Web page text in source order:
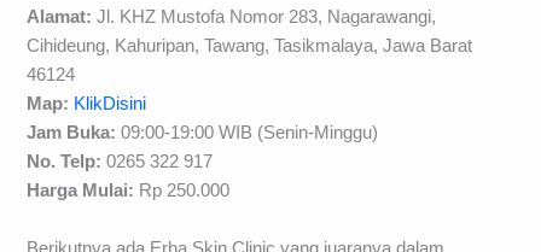
Alamat: Jl. KHZ Mustofa Nomor 283, Nagarawangi,
Cihideung, Kahuripan, Tawang, Tasikmalaya, Jawa Barat
46124
Map: KlikDisini
Jam Buka: 09:00-19:00 WIB (Senin-Minggu)
No. Telp: 0265 322 917
Harga Mulai: Rp 250.000
Berikutnya ada Erha Skin Clinic yang juaranya dalam